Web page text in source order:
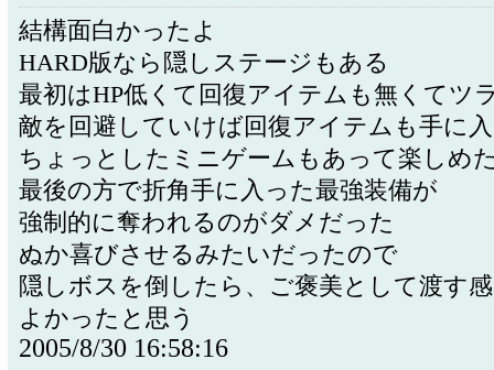
結構面白かったよ
HARD版なら隠しステージもある
最初はHP低くて回復アイテムも無くてツ
敵を回避していけば回復アイテムも手に
ちょっとしたミニゲームもあって楽しめ
最後の方で折角手に入った最強装備が
強制的に奪われるのがダメだった
ぬか喜びさせるみたいだったので
隠しボスを倒したら、ご褒美として渡す
よかったと思う
2005/8/30 16:58:16